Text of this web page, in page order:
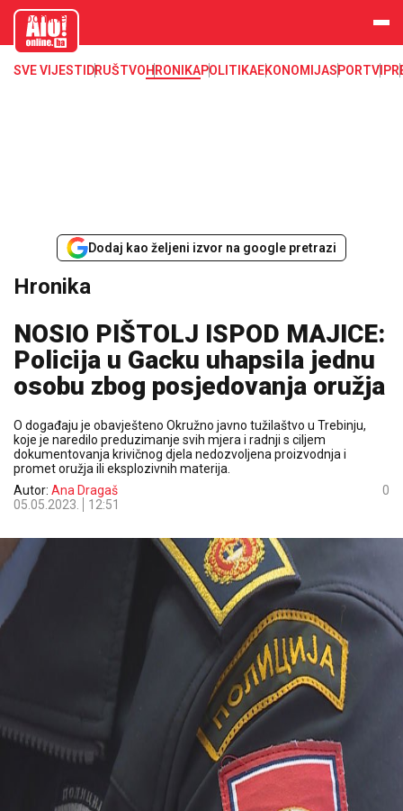
aloonline.b
SVE VIJESTI DRUŠTVOHRONIKAPOLITIKAEKONOMIJASPORTVIP
Dodaj kao željeni izvor na google pretrazi
Hronika
NOSIO PIŠTOLJ ISPOD MAJICE:
Policija u Gacku uhapsila jednu
osobu zbog posjedovanja oružja
O događaju je obavješteno Okružno javno tužilaštvo u Trebinju,
koje je naredilo preduzimanje svih mjera i radnji s ciljem
dokumentovanja krivičnog djela nedozvoljena proizvodnja i
promet oružja ili eksplozivnih materija.
Autor: Ana Dragaš
05.05.2023.
12:51
0